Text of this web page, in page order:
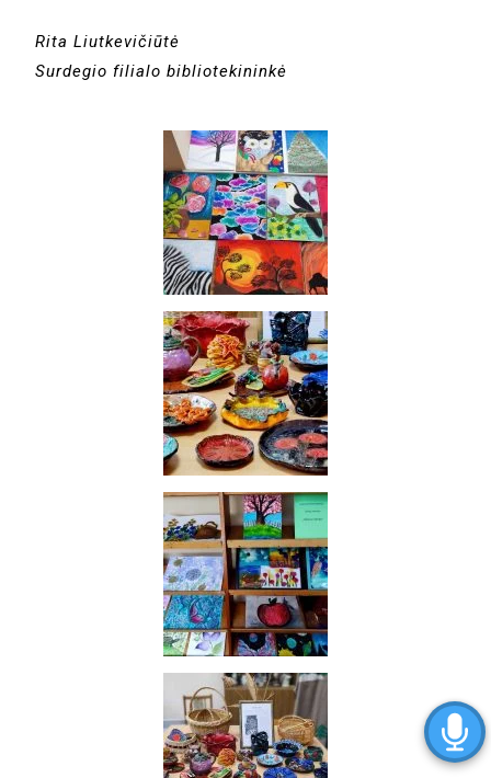
Rita Liutkevičiūtė
Surdegio filialo bibliotekininkė